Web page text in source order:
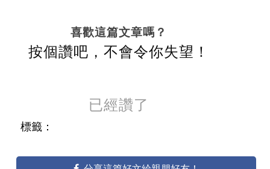
喜歡這篇文章嗎？
按個讚吧，不會令你失望！
已經讚了
標籤：